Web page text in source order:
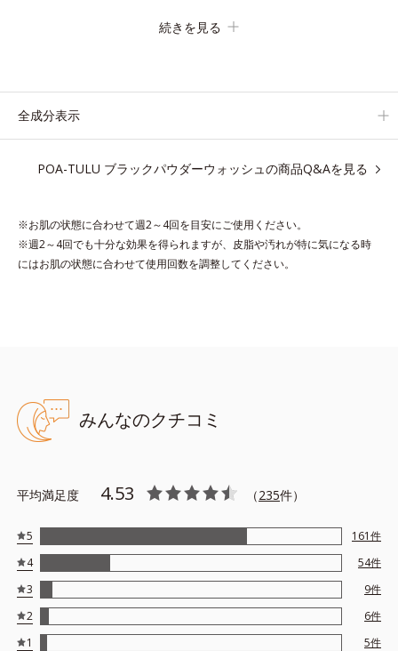
に入り込み、溶けた汚れをパワフルに吸着してすっきり落としま
ツブツブ入りのパウダーが泡立てネットのように空気を含ませる
濃密うるおい泡を洗い流したあとは大人の肌もつっぱりにくく、
るのもおすすめ。
デコルテやヒップなど、ボディのザラつきが気になるところにも
キメを整える成分
*5 皮脂・汚れの除去による
●無油分、無香料、無着色 ●アルコールフリー ●泡立ちブースト処
方＝濃密な泡を素早く作れる造粒の処方 ●たんぱく質分解酵素*1
＝洗浄成分 ●皮脂分解酵素*2＝洗浄成分 ●炭吸着処方＝分解した
*3配合＝肌のうるおいを守りながら洗う洗浄成分 ●3種の保湿成分
*4 ●浸透型ビタミンC誘導体*5＝肌を引き締め、キメを整える成分
続きを見る
全成分表示
POA-TULU ブラックパウダーウォッシュの商品Q&Aを見る
※お肌の状態に合わせて週2～4回を目安にご使用ください。
※週2～4回でも十分な効果を得られますが、皮脂や汚れが特に気になる時
にはお肌の状態に合わせて使用回数を調整してください。
みんなのクチコミ
平均満足度 4.53 （235件）
5 161件
4
54件
3
9件
2
6件
1
5件